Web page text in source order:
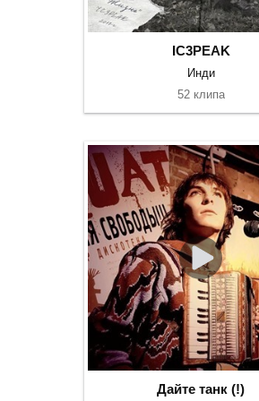
IC3PEAK
Инди
52 клипа
Дайте танк (!)